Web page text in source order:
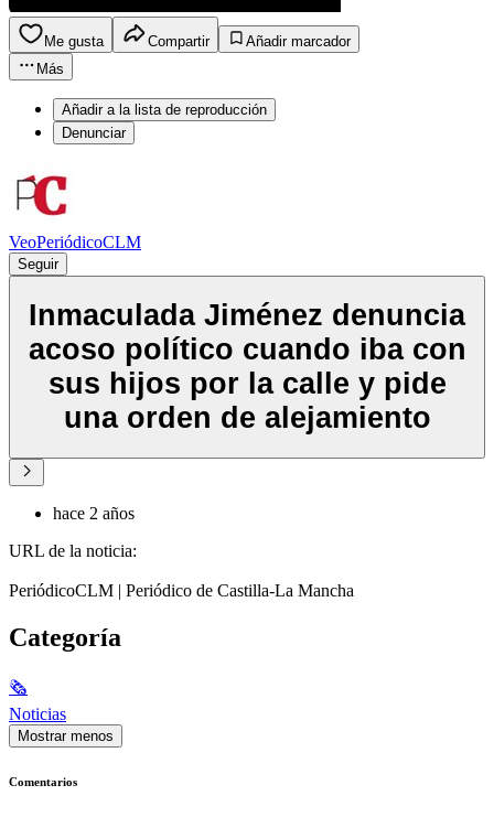
Me gusta Compartir
Añadir marcador
Más
Añadir a la lista de reproducción
Denunciar
VeoPeriódicoCLM
Seguir
Inmaculada Jiménez denuncia
acoso político cuando iba con
sus hijos por la calle y pide
una orden de alejamiento
hace 2 años
URL de la noticia:
PeriódicoCLM | Periódico de Castilla-La Mancha
Categoría
🗞
Noticias
Mostrar menos
Comentarios